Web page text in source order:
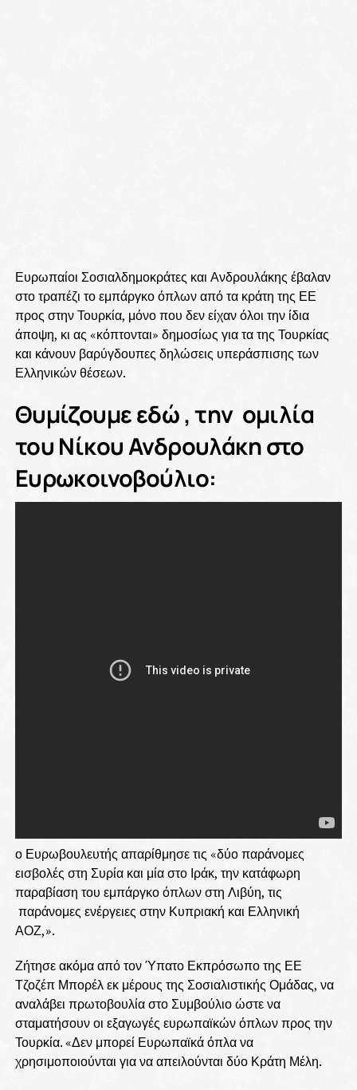
Ευρωπαίοι Σοσιαλδημοκράτες και Ανδρουλάκης έβαλαν
στο τραπέζι το εμπάργκο όπλων από τα κράτη της ΕΕ
προς στην Τουρκία, μόνο που δεν είχαν όλοι την ίδια
άποψη, κι ας «κόπτονται» δημοσίως για τα της Τουρκίας
και κάνουν βαρύγδουπες δηλώσεις υπεράσπισης των
Ελληνικών θέσεων.
Θυμίζουμε εδώ , την ομιλία
του Νίκου Ανδρουλάκη στο
Ευρωκοινοβούλιο:
ο Ευρωβουλευτής απαρίθμησε τις «δύο παράνομες
εισβολές στη Συρία και μία στο Ιράκ, την κατάφωρη
παραβίαση του εμπάργκο όπλων στη Λιβύη, τις
παράνομες ενέργειες στην Κυπριακή και Ελληνική
ΑΟΖ,».
Ζήτησε ακόμα από τον Ύπατο Εκπρόσωπο της ΕΕ
Τζοζέπ Μπορέλ εκ μέρους της Σοσιαλιστικής Ομάδας, να
αναλάβει πρωτοβουλία στο Συμβούλιο ώστε να
σταματήσουν οι εξαγωγές ευρωπαϊκών όπλων προς την
Τουρκία. «Δεν μπορεί Ευρωπαϊκά όπλα να
χρησιμοποιούνται για να απειλούνται δύο Κράτη Μέλη.